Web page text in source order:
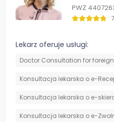
PWZ
Lekarz oferuje usługi:
Doctor Consultation for
Konsultacja lekarska o e-
Konsultacja lekarska o e-
Konsultacja lekarska o e-